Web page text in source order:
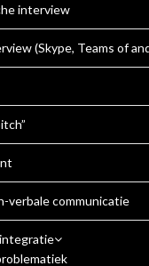
interview
(Skype, Teams of
verbale communicatie